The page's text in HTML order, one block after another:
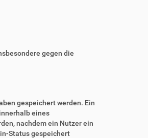
gegen die
gespeichert werden. Ein
eines
nachdem ein Nutzer ein
Status gespeichert